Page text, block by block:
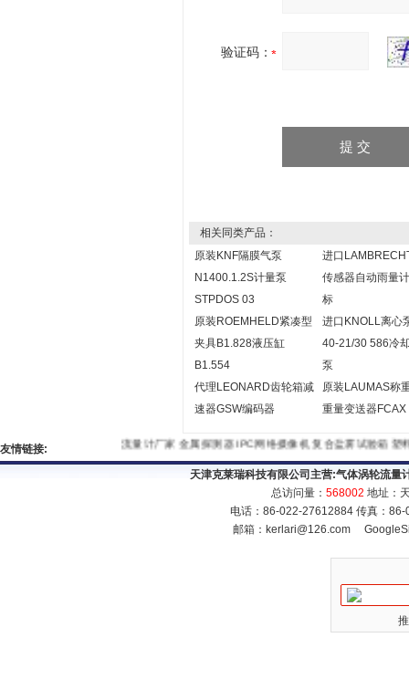
验证码：
相关同类产品：
原装KNF隔膜气泵
N1400.1.2S计量泵
STPDOS 03
进口
传感器自动雨量
标
原装ROEMHELD紧凑型
夹具B1.828液压缸
B1.554
进口KNOLL离心
40-21/30 586冷
泵
代理LEONARD齿轮箱减
速器GSW编码器
原装LAUMAS称
重量变送器FCAX
友情链接: 流量计厂家金属探测器IPC网络摄像机 复合盐雾试验箱
天津克莱瑞科技有限公司主营:气体涡轮流量
总访问量： 568002 地址：
电话：86-022-27612884 传真：
邮箱： kerlari@126.com